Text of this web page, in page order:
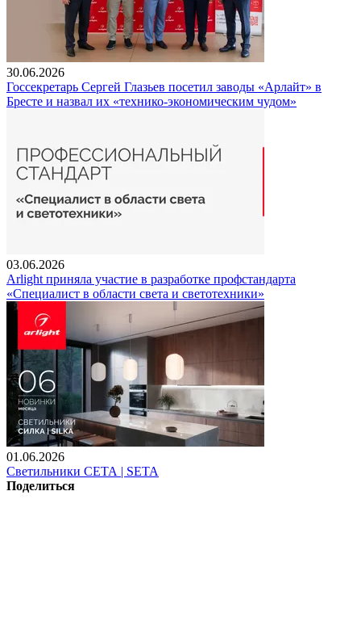
30.06.2026
Госсекретарь Сергей Глазьев посетил заводы «Арлайт» в
Бресте и назвал их «технико-экономическим чудом»
03.06.2026
Arlight приняла участие в разработке профстандарта
«Специалист в области света и светотехники»
01.06.2026
Светильники СЕТА | SETA
Поделиться